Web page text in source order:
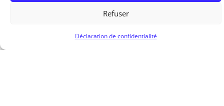
Refuser
Déclaration de confidentialité